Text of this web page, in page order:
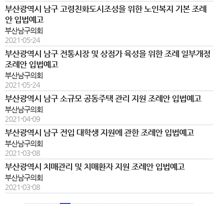
부산광역시 남구 고령친화도시조성을 위한 노인복지 기본 조례
안 입법예고
부산남구의회
2021-05-24
부산광역시 남구 전통시장 및 상점가 육성을 위한 조례 일부개정
조례안 입법예고
부산남구의회
2021-05-24
부산광역시 남구 소규모 공동주택 관리 지원 조례안 입법예고
부산남구의회
2021-04-09
부산광역시 남구 전입 대학생 지원에 관한 조례안 입법예고
부산남구의회
2021-03-08
부산광역시 치매관리 및 치매환자 지원 조례안 입법예고
부산남구의회
2021-03-08